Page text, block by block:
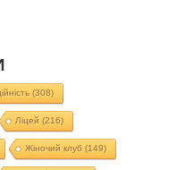
(308)
Ліцей (216)
Жіночий клуб (149)